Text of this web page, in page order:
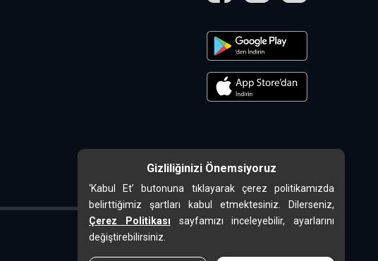
Gizliliğinizi Önemsiyoruz
‘Kabul Et’ butonuna tıklayarak çerez politikamızda
belirttiğimiz şartları kabul etmektesiniz. Dilerseniz,
Çerez Politikası sayfamızı inceleyebilir, ayarlarını
değiştirebilirsiniz.